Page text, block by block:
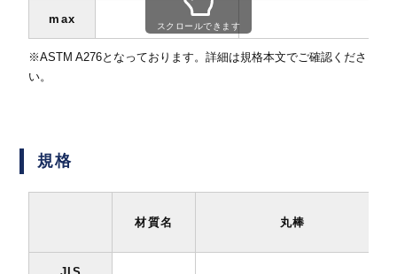
max スクロールできます
※ASTM A276となっております。詳細は規格本文でご確認くださ
い。
規格
材質名 丸棒